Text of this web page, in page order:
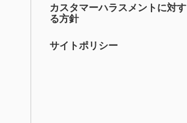
カスタマーハラスメントに対す
る方針
サイトポリシー